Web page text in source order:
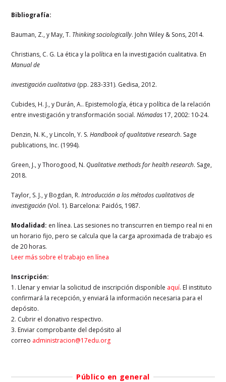
Bibliografía:
Bauman, Z., y May, T. Thinking sociologically. John Wiley & Sons, 2014.
Christians, C. G. La ética y la política en la investigación cualitativa. En
Manual de
investigación cualitativa (pp. 283-331). Gedisa, 2012.
Cubides, H. J., y Durán, A.. Epistemología, ética y política de la relación
entre investigación y transformación social.Nómadas 17, 2002: 10-24.
Denzin, N. K., y Lincoln, Y. S.Handbook of qualitative research. Sage
publications, Inc. (1994).
Green, J., y Thorogood, N.Qualitative methods for health research. Sage,
2018.
Taylor, S. J., y Bogdan, R.Introducción a los métodos cualitativos de
investigación (Vol. 1). Barcelona: Paidós, 1987.
Modalidad: en línea. Las sesiones no transcurren en tiempo real ni en
un horario fijo, pero se calcula que la carga aproximada de trabajo es
de 20 horas.
Leer más sobre el trabajo en línea
Inscripción:
1. Llenar y enviar la solicitud de inscripción disponible aquí. El instituto
confirmará la recepción, y enviará la información necesaria para el
depósito.
2. Cubrir el donativo respectivo.
3. Enviar comprobante del depósito al
correo administracion@17edu.org
Público en general